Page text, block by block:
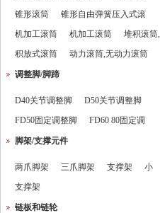
锥形滚筒
锥形自由弹簧压入式滚
机加工滚筒
机加工滚筒
堆积滚筒,
积放式滚筒
动力滚筒,无动力滚筒
调整脚/脚蹄
D40关节调整脚
D50关节调整脚
FD50固定调整脚
FD60 80固定调
脚架/支撑元件
两爪脚架 三爪脚架 支撑架
小
支撑架
链板和链轮